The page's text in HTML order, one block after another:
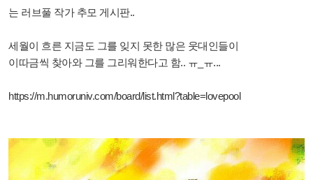
는 러브풀 작가 추모 게시판..
세월이 흐른 지금도 그를 잊지 못한 많은 웃대인들이
이따금씩 찾아와 그를 그리워한다고 함.. ㅠ_ㅠ...
https://m.humoruniv.com/board/list.html?table=lovepool